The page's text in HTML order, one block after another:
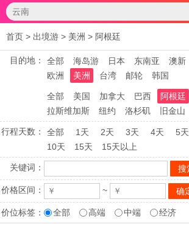
首页 > 出境游 > 美洲 > 阿根廷
目的地： 全部 海岛游 日本 东南亚 澳新
欧洲
美洲 台湾 邮轮 韩国
全部 美国 加拿大 巴西 阿根廷
拉斯维加斯
纽约 洛杉矶 旧金山
行程天数： 全部 1天 2天 3天 4天 5天
10天
15天 15天以上
关键词：
价格区间： ~
价位标签： 全部 高端 中端 经济